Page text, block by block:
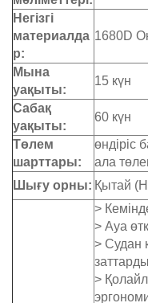
Негізгі
материалда
р:
1680D
Мына
уақыты:
15 күн
Сабақ
уақыты:
60 күн
Төлем
шарттары:
өндіріс
ала
Шығу орны: Қытай
>
> Ауа
> Судан
>